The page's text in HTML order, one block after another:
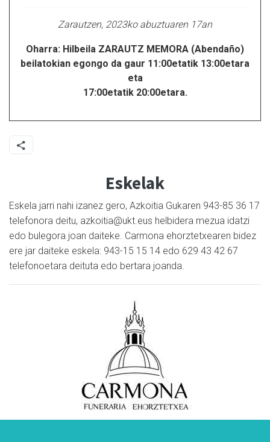
Zarautzen, 2023ko abuztuaren 17an
Oharra: Hilbeila ZARAUTZ MEMORA (Abendaño)
beilatokian egongo da gaur 11:00etatik 13:00etara
eta
17:00etatik 20:00etara.
Eskelak
Eskela jarri nahi izanez gero, Azkoitia Gukaren 943-85 36 17
telefonora deitu, azkoitia@ukt.eus helbidera mezua idatzi
edo bulegora joan daiteke. Carmona ehorztetxearen bidez
ere jar daiteke eskela: 943-15 15 14 edo 629 43 42 67
telefonoetara deituta edo bertara joanda.